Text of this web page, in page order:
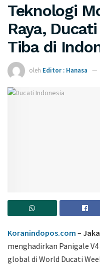
Teknologi
Raya,
Tiba di
oleh Editor : Hanasa
Koranindopos.com –
menghadirkan Panigale
global di World Ducati